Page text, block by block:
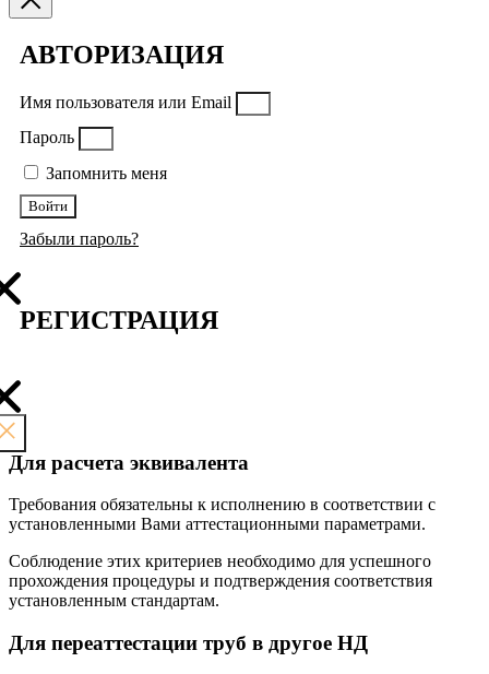
АВТОРИЗАЦИЯ
Имя пользователя или Email
Пароль
Запомнить меня
Войти
Забыли пароль?
РЕГИСТРАЦИЯ
Для расчета эквивалента
Требования обязательны к исполнению в соответствии с
установленными Вами аттестационными параметрами.
Соблюдение этих критериев необходимо для успешного
прохождения процедуры и подтверждения соответствия
установленным стандартам.
Для переаттестации труб в другое НД